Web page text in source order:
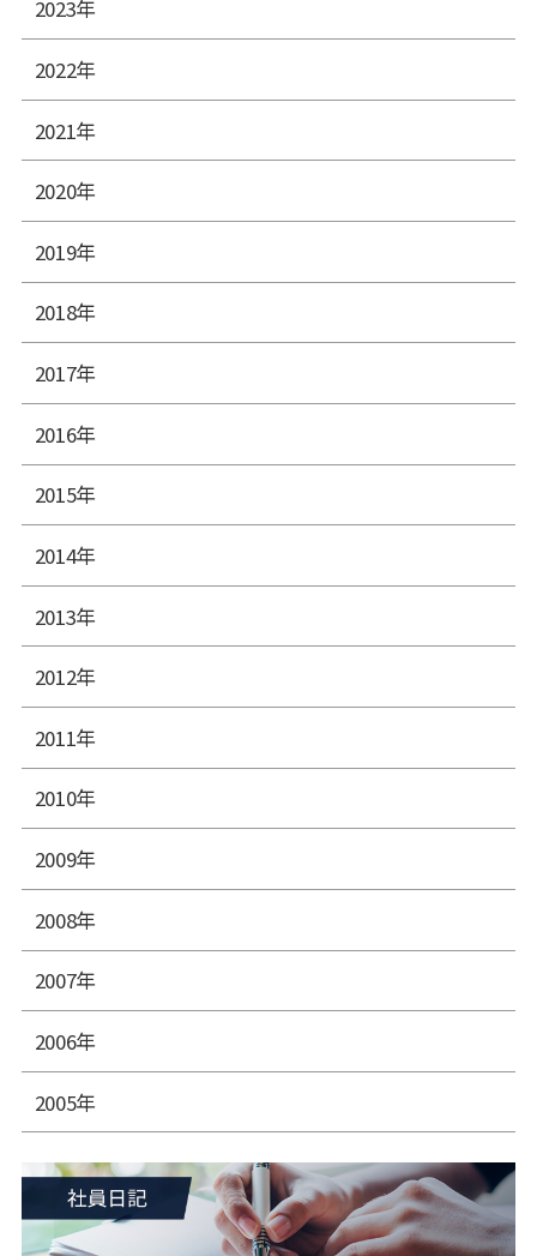
2023年
2022年
2021年
2020年
2019年
2018年
2017年
2016年
2015年
2014年
2013年
2012年
2011年
2010年
2009年
2008年
2007年
2006年
2005年